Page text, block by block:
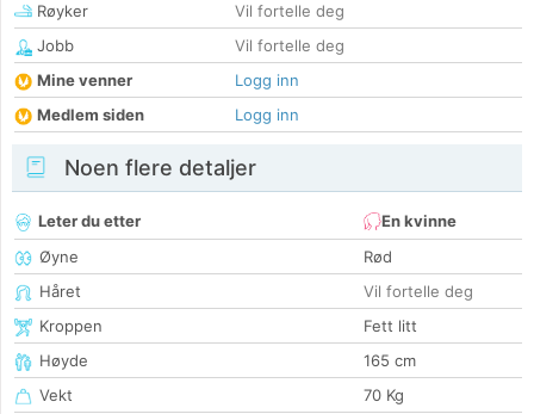
Røyker
Vil fortelle deg
Jobb
Vil fortelle deg
Mine venner
Logg inn
Medlem siden
Logg inn
Noen flere detaljer
Leter du etter
En kvinne
Øyne
Rød
Håret
Vil fortelle deg
Kroppen
Fett litt
Høyde
165 cm
Vekt
70 Kg